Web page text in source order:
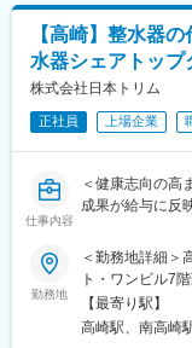
表。
終了後、そのま
み。
【10：00】出発
【12：00】昼食
【13：00】営
また今日営業し
【17：30 】終
■組織構成：
営業：12名(う
若手社員は24
またアシスタン
ています。
【業務詳細】
（1）メンテナ
に伺って機械の
（2）メンテナ
する緊急対応
（3）新しい機
（4）メンテナ
機器状態報告書
【ポジションの
全く無い方でも
・業界トップク
す。また、製品
ため市場価値向
【高崎】整水器
水器シェアトップ
株式会社日本トリム
正社員 上場企業
仕事内容
＜健康志向の高
成果が給与に反
【同社の紹介】
■整水器の販売
■同社の整水器
を作ります。飲
医療機器として
勤務地
＜勤務地詳細＞
ト・ワンビル7
内全面禁煙変更
【最寄り駅】
高崎駅、南高崎